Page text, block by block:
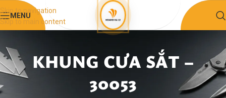
Skip to navigation
Skip to main content
MENU
KHUNG CƯA SẮT –
30053